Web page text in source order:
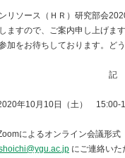
リソース（ＨＲ）研究部会
ますので、ご案内申し上げま
加をお待ちしております。ど
年10月10日（土） 15:00-
によるオンライン会議形式
にご連絡い